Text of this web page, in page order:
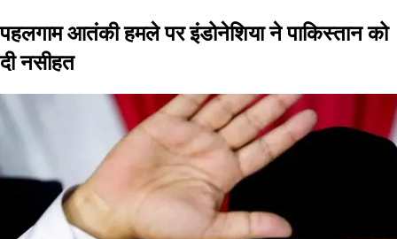
पहलगाम आतंकी हमले पर इंडोनेशिया ने पाकिस्तान को
दी नसीहत